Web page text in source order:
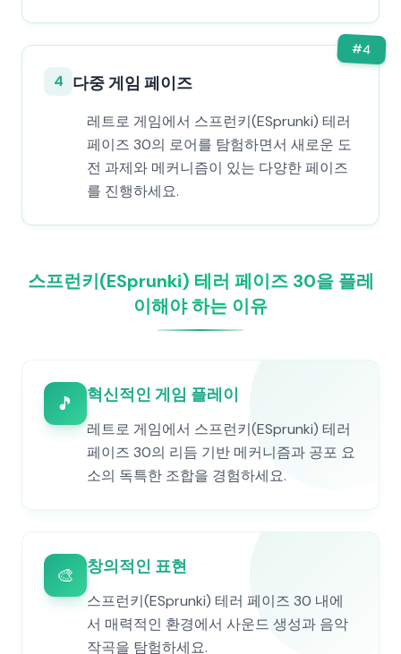
#4
4 다중 게임 페이즈
레트로 게임에서 스프런키(ESprunki) 테러
페이즈 30의 로어를 탐험하면서 새로운 도
전 과제와 메커니즘이 있는 다양한 페이즈
를 진행하세요.
스프런키(ESprunki) 테러 페이즈 30을 플레
이해야 하는 이유
🎵 혁신적인 게임 플레이
레트로 게임에서 스프런키(ESprunki) 테러
페이즈 30의 리듬 기반 메커니즘과 공포 요
소의 독특한 조합을 경험하세요.
🎨 창의적인 표현
스프런키(ESprunki) 테러 페이즈 30 내에
서 매력적인 환경에서 사운드 생성과 음악
작곡을 탐험하세요.